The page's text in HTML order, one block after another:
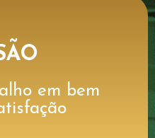
em bem